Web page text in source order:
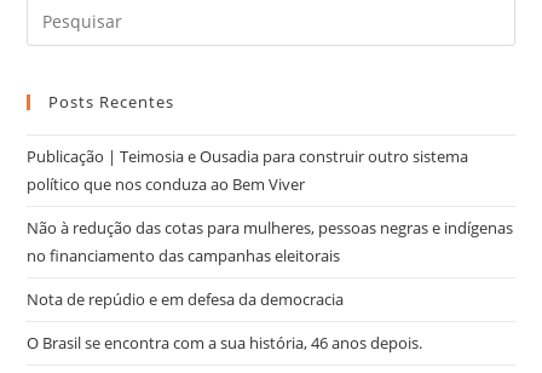
Posts Recentes
Publicação | Teimosia e Ousadia para construir outro sistema
político que nos conduza ao Bem Viver
Não à redução das cotas para mulheres, pessoas negras e indígenas
no financiamento das campanhas eleitorais
Nota de repúdio e em defesa da democracia
O Brasil se encontra com a sua história, 46 anos depois.